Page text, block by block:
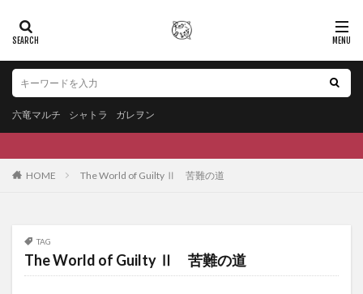
六竜マルチ シャトラ ガレヲン
HOME The World of Guilty Ⅱ 苦難の道
TAG
The World of Guilty Ⅱ 苦難の道